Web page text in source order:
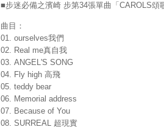
■步迷必備之濱崎 步第34張單曲「CAROLS頌
曲目：
01. ourselves我們
02. Real me真自我
03. ANGEL'S SONG
04. Fly high 高飛
05. teddy bear
06. Memorial address
07. Because of You
08. SURREAL 超現實